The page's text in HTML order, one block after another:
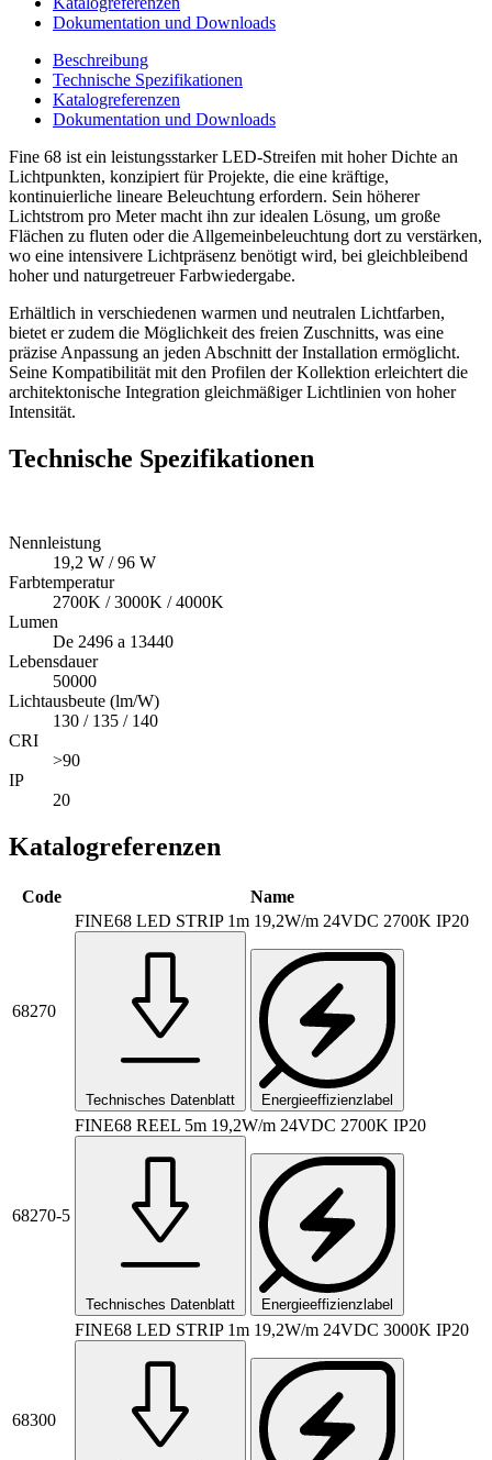
Dokumentation und Downloads
Beschreibung
Technische Spezifikationen
Katalogreferenzen
Dokumentation und Downloads
Fine 68 ist ein leistungsstarker LED-Streifen mit hoher Dichte an
Lichtpunkten, konzipiert für Projekte, die eine kräftige,
kontinuierliche lineare Beleuchtung erfordern. Sein höherer
Lichtstrom pro Meter macht ihn zur idealen Lösung, um große
Flächen zu fluten oder die Allgemeinbeleuchtung dort zu verstärken,
wo eine intensivere Lichtpräsenz benötigt wird, bei gleichbleibend
hoher und naturgetreuer Farbwiedergabe.
Erhältlich in verschiedenen warmen und neutralen Lichtfarben,
bietet er zudem die Möglichkeit des freien Zuschnitts, was eine
präzise Anpassung an jeden Abschnitt der Installation ermöglicht.
Seine Kompatibilität mit den Profilen der Kollektion erleichtert die
architektonische Integration gleichmäßiger Lichtlinien von hoher
Intensität.
Technische Spezifikationen
Nennleistung
19,2 W / 96 W
Farbtemperatur
2700K / 3000K / 4000K
Lumen
De 2496 a 13440
Lebensdauer
50000
Lichtausbeute (lm/W)
130 / 135 / 140
CRI
>90
IP
20
Katalogreferenzen
Code Name
68270
FINE68 LED STRIP 1m 19,2W/m 24VDC 2700K IP20
Technisches Datenblatt Energieeffizienzlabel
68270-5
FINE68 REEL 5m 19,2W/m 24VDC 2700K IP20
Technisches Datenblatt Energieeffizienzlabel
68300
FINE68 LED STRIP 1m 19,2W/m 24VDC 3000K IP20